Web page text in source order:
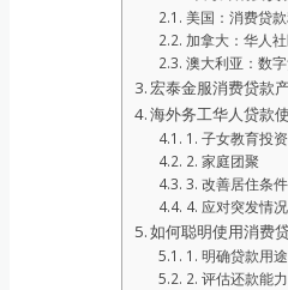
美国：消费贷
加拿大：华人
澳大利亚：数
宏泰金服消费贷款
海外务工华人贷款
1. 子女教育投资
2. 家庭团聚
3. 改善居住条件
4. 应对突发情况
如何聪明使用消费
1. 明确贷款用途
2. 评估还款能力